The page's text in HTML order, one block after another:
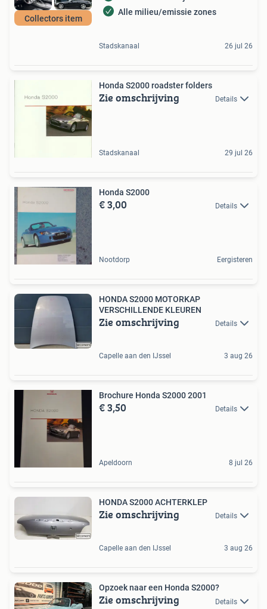
Collectors item
Alle milieu/emissie zones
Stadskanaal 26 jul 26
Honda S2000 roadster folders
Zie omschrijving Details
Stadskanaal 29 jul 26
Honda S2000
€ 3,00 Details
Nootdorp Eergisteren
HONDA S2000 MOTORKAP
VERSCHILLENDE KLEUREN
Zie omschrijving Details
Capelle aan den IJssel 3 aug 26
Brochure Honda S2000 2001
€ 3,50 Details
Apeldoorn 8 jul 26
HONDA S2000 ACHTERKLEP
Zie omschrijving Details
Capelle aan den IJssel 3 aug 26
Opzoek naar een Honda S2000?
Zie omschrijving Details